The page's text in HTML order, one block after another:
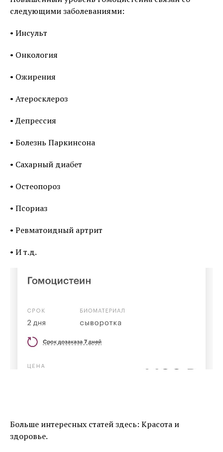
следующими заболеваниями:
• Инсульт
• Онкология
• Ожирения
• Атеросклероз
• Депрессия
• Болезнь Паркинсона
• Сахарный диабет
• Остеопороз
• Псориаз
• Ревматоидный артрит
• И т.д.
Больше интересных статей здесь: Красота и
здоровье.